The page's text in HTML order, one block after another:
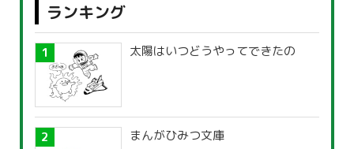
ランキング
太陽はいつどうやってできたの
まんがひみつ文庫